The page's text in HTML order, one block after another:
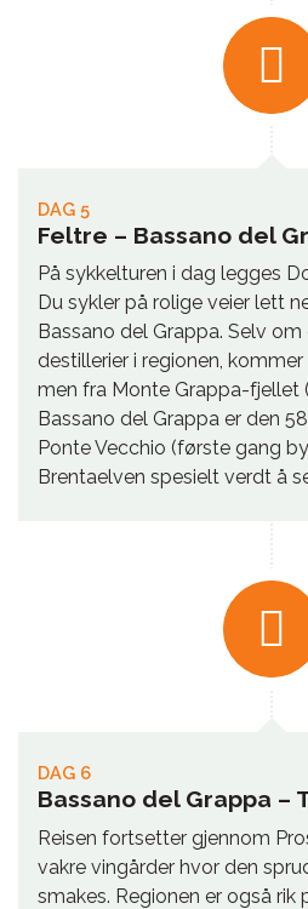
DAG 5
Feltre – Bassano del
På sykkelturen i dag legges
Du sykler på rolige veier lett
Bassano del Grappa. Selv
destillerier i regionen,
men fra Monte Grappa-fjellet
Bassano del Grappa er den
Ponte Vecchio (første gang
Brentaelven spesielt verdt å
DAG 6
Bassano del Grappa –
Reisen fortsetter gjennom
vakre vingårder hvor den
smakes. Regionen er også rik